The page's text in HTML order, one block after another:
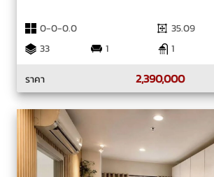
0-0-0.0
35.09
33
1 1
ราคา
2,390,000